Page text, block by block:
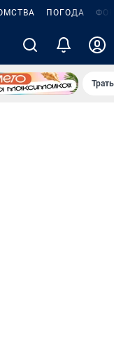
ПОГОДА